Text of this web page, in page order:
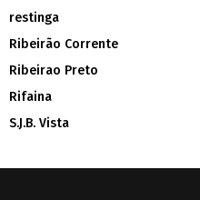
restinga
Ribeirão Corrente
Ribeirao Preto
Rifaina
S.J.B. Vista